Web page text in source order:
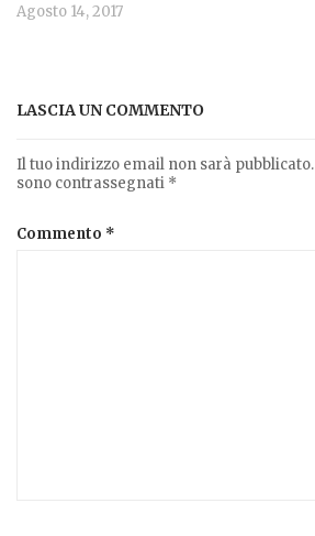
Agosto 14, 2017
LASCIA UN COMMENTO
Il tuo indirizzo email non sarà pubblicato.
sono contrassegnati *
Commento *